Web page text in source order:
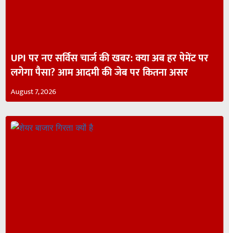
UPI पर नए सर्विस चार्ज की खबर: क्या अब हर पेमेंट पर
लगेगा पैसा? आम आदमी की जेब पर कितना असर
August 7, 2026